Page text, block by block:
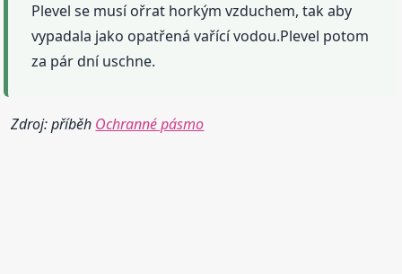
Plevel se musí ořrat horkým vzduchem, tak aby
vypadala jako opatřená vařící vodou.Plevel potom
za pár dní uschne.
Zdroj: příběh Ochranné pásmo